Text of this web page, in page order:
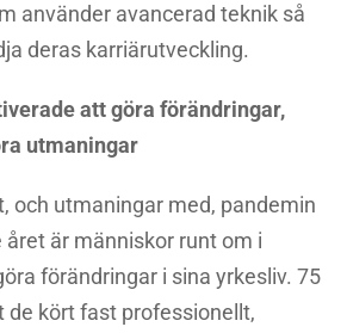
använder avancerad teknik så
deras karriärutveckling.
att göra förändringar,
utmaningar
och utmaningar med, pandemin
är människor runt om i
förändringar i sina yrkesliv. 75
de kört fast professionellt,